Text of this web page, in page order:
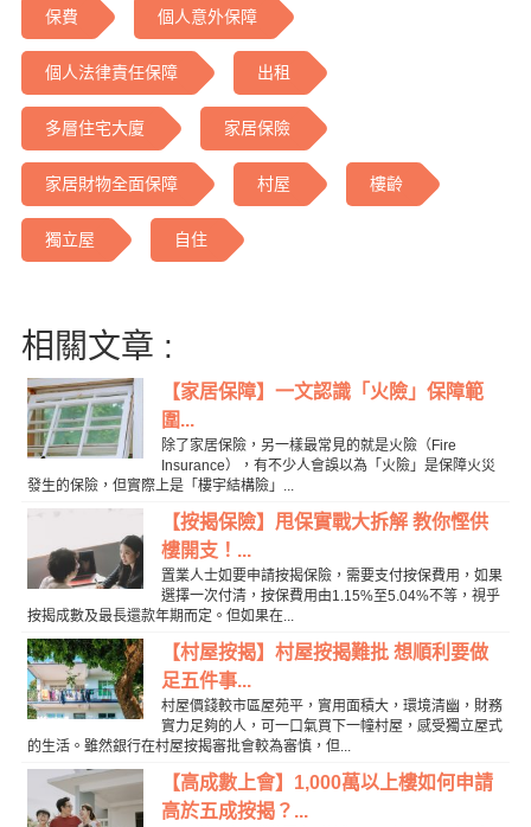
保費 個人意外保障
個人法律責任保障 出租
多層住宅大廈 家居保險
家居財物全面保障 村屋 樓齡
獨立屋 自住
相關文章 :
【家居保障】一文認識「火險」保障範
圍...
除了家居保險，另一樣最常見的就是火險（Fire
Insurance），有不少人會誤以為「火險」是保障火災
發生的保險，但實際上是「樓宇結構險」...
【按揭保險】甩保實戰大拆解 教你慳供
樓開支！...
置業人士如要申請按揭保險，需要支付按保費用，如果
選擇一次付清，按保費用由1.15%至5.04%不等，視乎
按揭成數及最長還款年期而定。但如果在...
【村屋按揭】村屋按揭難批 想順利要做
足五件事...
村屋價錢較市區屋苑平，實用面積大，環境清幽，財務
實力足夠的人，可一口氣買下一幢村屋，感受獨立屋式
的生活。雖然銀行在村屋按揭審批會較為審慎，但...
【高成數上會】1,000萬以上樓如何申請
高於五成按揭？...